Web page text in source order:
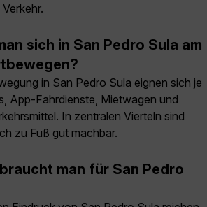
sich in San Pedro Sula am
in San Pedro Sula eignen sich je
App-Fahrdienste, Mietwagen und
In zentralen Vierteln sind
zu Fuß gut machbar.
man für San Pedro